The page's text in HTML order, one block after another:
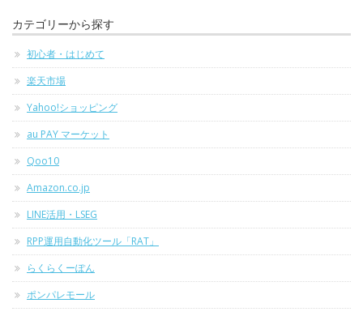
カテゴリーから探す
初心者・はじめて
楽天市場
Yahoo!ショッピング
au PAY マーケット
Qoo10
Amazon.co.jp
LINE活用・LSEG
RPP運用自動化ツール「RAT」
らくらくーぽん
ポンパレモール